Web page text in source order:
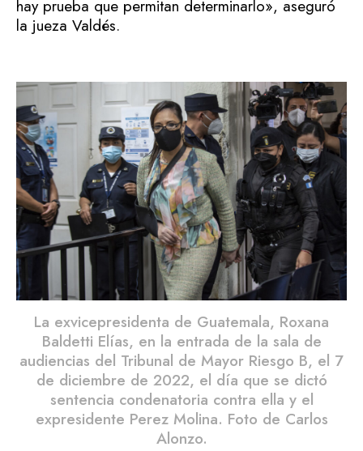
hay prueba que permitan determinarlo», aseguró
la jueza Valdés.
La exvicepresidenta de Guatemala, Roxana
Baldetti Elías, en la entrada de la sala de
audiencias del Tribunal de Mayor Riesgo B, el 7
de diciembre de 2022, el día que se dictó
sentencia condenatoria contra ella y el
expresidente Perez Molina. Foto de Carlos
Alonzo.